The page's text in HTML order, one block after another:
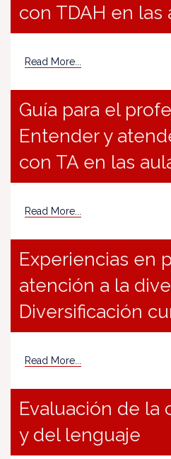
con TDAH en las
Read More...
Guía para el
Entender y
con TA en las
Read More...
Experiencias en
atención a la
Diversificación
Read More...
Evaluación de la
y del lenguaje